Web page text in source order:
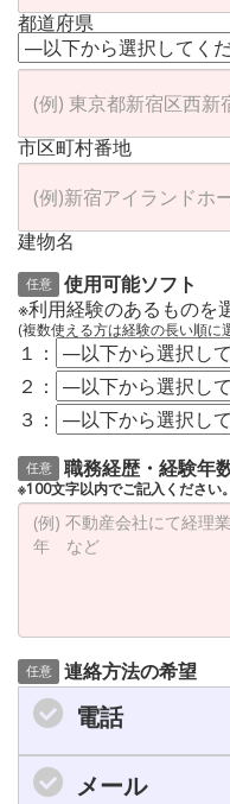
都道府県
市区町村番地
建物名
任意
使用可能ソフト
※利用経験のあるものを
(複数使える方は経験の長い順に
１：
２：
３：
任意 職務経歴・経験年
※100文字以内でご記入ください。
任意 連絡方法の希望
電話
メール